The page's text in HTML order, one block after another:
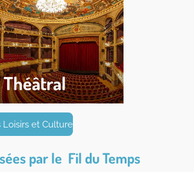
Théâtral
Loisirs et Culture
par le Fil du Temps